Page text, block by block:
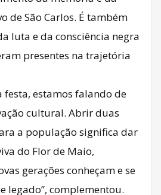
de São Carlos. É também
luta e da consciência negra
presentes na trajetória
festa, estamos falando de
cultural. Abrir duas
a população significa dar
do Flor de Maio,
gerações conheçam e se
legado”, complementou.